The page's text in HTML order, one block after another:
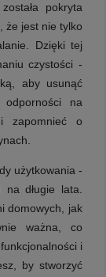
pokryta
że jest nie tylko
Dzięki tej
czystości -
aby usunąć
odporności na
zapomnieć o
użytkowania -
na długie lata.
domowych, jak
ważna, co
i
by stworzyć